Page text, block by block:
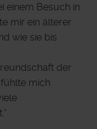
einem Besuch in
mir ein älterer
wie sie bis
der
mich